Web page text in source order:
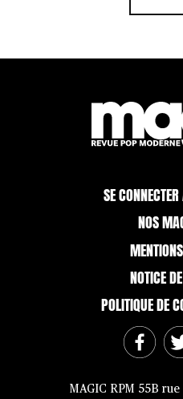
SE
NOS
NOTICE
POLITIQUE DE
MAGIC RPM 55B